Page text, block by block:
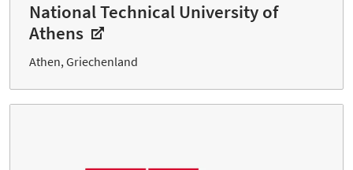
National Technical University of
Athens
Athen, Griechenland